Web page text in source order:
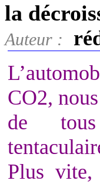
la
Auteur :
CO2,
de
Plus